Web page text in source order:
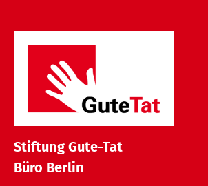
Stiftung Gute-Tat
Büro Berlin